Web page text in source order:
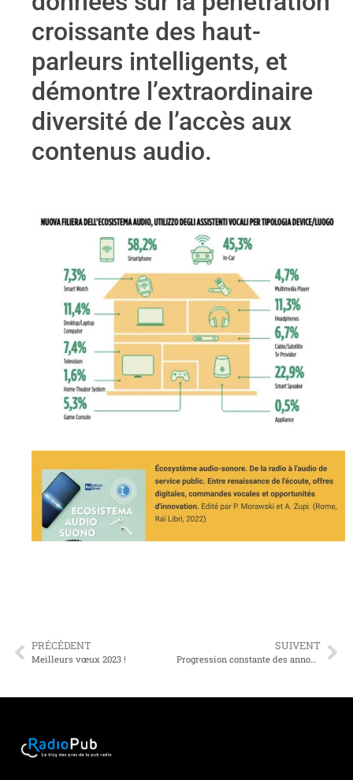
croissante des haut-
parleurs intelligents, et
démontre l’extraordinaire
diversité de l’accès aux
contenus audio.
PRÉCÉDENT
Meilleurs vœux 2023 !
SUIVENT
Progression constante des annonceurs sur l’audio digital, un potentiel qui gagne les régies locales